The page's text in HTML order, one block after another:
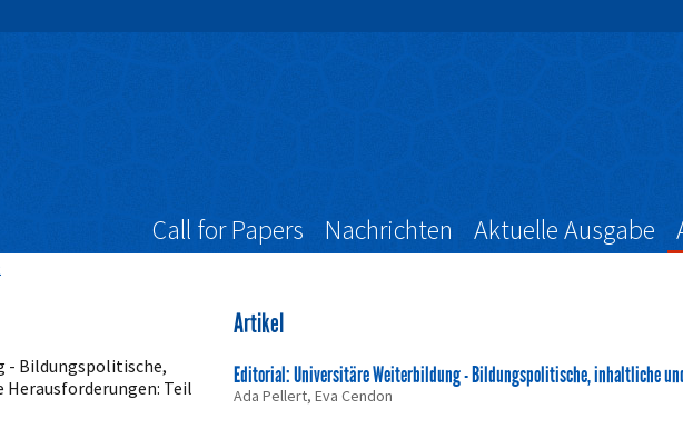
Call for Papers Nachrichten Aktuelle Ausgabe
- Bildungspolitische,
Teil
Artikel
Editorial: Universitäre Weiterbildung - Bildungspolitische, inhaltliche
Ada Pellert, Eva Cendon